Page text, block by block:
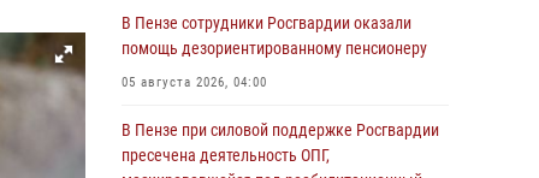
В Пензе сотрудники Росгвардии оказали
помощь дезориентированному пенсионеру
05 августа 2026, 04:00
В Пензе при силовой поддержке Росгвардии
пресечена деятельность ОПГ,